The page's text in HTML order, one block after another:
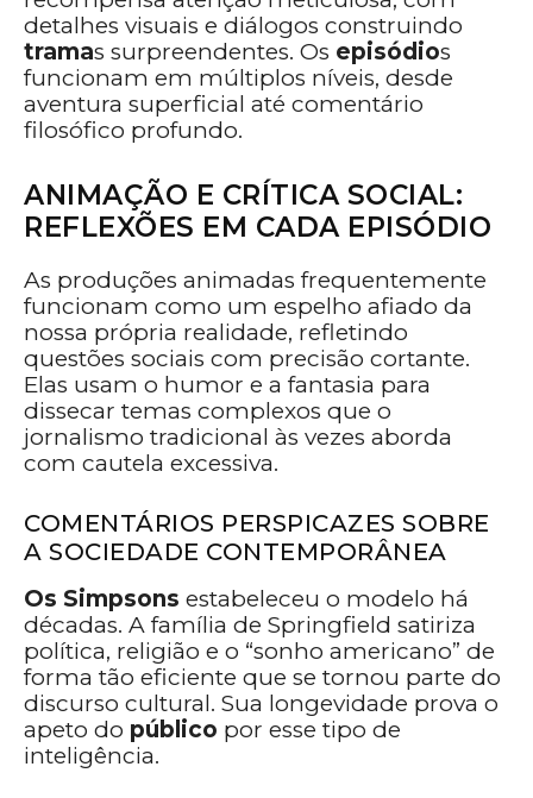
detalhes visuais e diálogos construindo
tramas surpreendentes. Os episódios
funcionam em múltiplos níveis, desde
aventura superficial até comentário
filosófico profundo.
ANIMAÇÃO E CRÍTICA SOCIAL:
REFLEXÕES EM CADA EPISÓDIO
As produções animadas frequentemente
funcionam como um espelho afiado da
nossa própria realidade, refletindo
questões sociais com precisão cortante.
Elas usam o humor e a fantasia para
dissecar temas complexos que o
jornalismo tradicional às vezes aborda
com cautela excessiva.
COMENTÁRIOS PERSPICAZES SOBRE
A SOCIEDADE CONTEMPORÂNEA
Os Simpsons estabeleceu o modelo há
décadas. A família de Springfield satiriza
política, religião e o “sonho americano” de
forma tão eficiente que se tornou parte do
discurso cultural. Sua longevidade prova o
apeto do público por esse tipo de
inteligência.